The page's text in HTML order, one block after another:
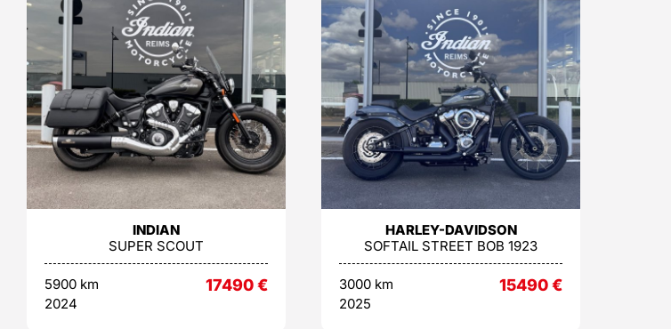
INDIAN
SUPER SCOUT
5900 km
2024
17490€
HARLEY-DAVIDSON
SOFTAIL STREET BOB 1923
3000 km
2025
15490€